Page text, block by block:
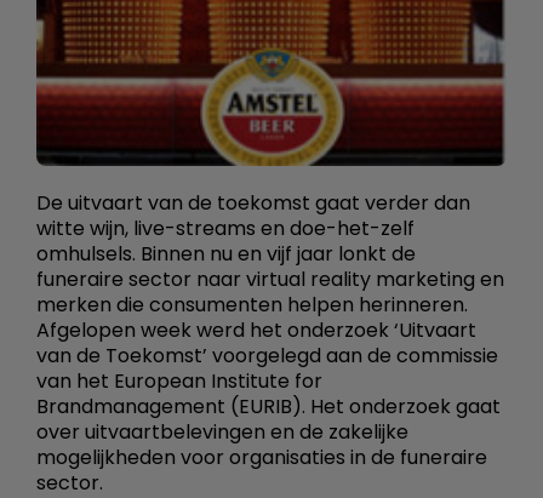
De uitvaart van de toekomst gaat verder dan
witte wijn, live-streams en doe-het-zelf
omhulsels. Binnen nu en vijf jaar lonkt de
funeraire sector naar virtual reality marketing en
merken die consumenten helpen herinneren.
Afgelopen week werd het onderzoek ‘Uitvaart
van de Toekomst’ voorgelegd aan de commissie
van het European Institute for
Brandmanagement (EURIB). Het onderzoek gaat
over uitvaartbelevingen en de zakelijke
mogelijkheden voor organisaties in de funeraire
sector.